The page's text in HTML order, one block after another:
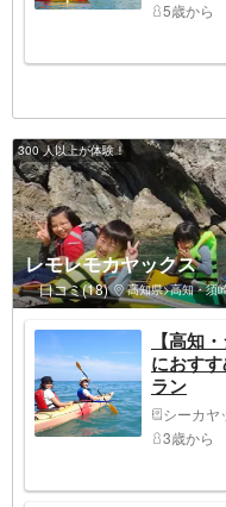
5歳から
300 人以上が体験！
レモレモカヤックス
口コミ(18) 高知県>高知・須
【高知
におす
ラン
シーカヤ
3歳から